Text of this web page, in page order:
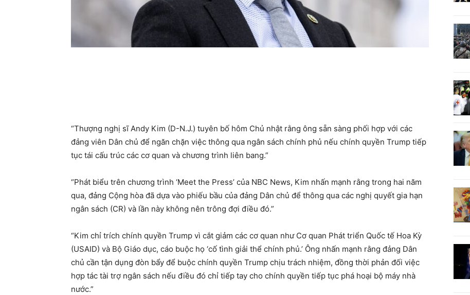
“Thượng nghị sĩ Andy Kim (D-N.J.) tuyên bố hôm Chủ nhật rằng ông sẵn sàng phối hợp với các
đảng viên Dân chủ để ngăn chặn việc thông qua ngân sách chính phủ nếu chính quyền Trump tiếp
tục tái cấu trúc các cơ quan và chương trình liên bang.”
“Phát biểu trên chương trình ‘Meet the Press’ của NBC News, Kim nhấn mạnh rằng trong hai năm
qua, đảng Cộng hòa đã dựa vào phiếu bầu của đảng Dân chủ để thông qua các nghị quyết gia hạn
ngân sách (CR) và lần này không nên trông đợi điều đó.”
“Kim chỉ trích chính quyền Trump vì cắt giảm các cơ quan như Cơ quan Phát triển Quốc tế Hoa Kỳ
(USAID) và Bộ Giáo dục, cáo buộc họ ‘cố tình giải thể chính phủ.’ Ông nhấn mạnh rằng đảng Dân
chủ cần tận dụng đòn bẩy để buộc chính quyền Trump chịu trách nhiệm, đồng thời phản đối việc
hợp tác tài trợ ngân sách nếu điều đó chỉ tiếp tay cho chính quyền tiếp tục phá hoại bộ máy nhà
nước.”